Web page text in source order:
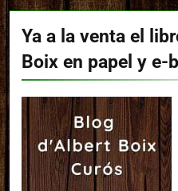
Ya a la venta el
Boix en papel y e-